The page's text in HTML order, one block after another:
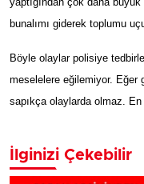
bunalımı giderek toplumu
Böyle olaylar polisiye
meselelere eğilemiyor. Eğer
sapıkça olaylarda olmaz.
İlginizi Çekebilir